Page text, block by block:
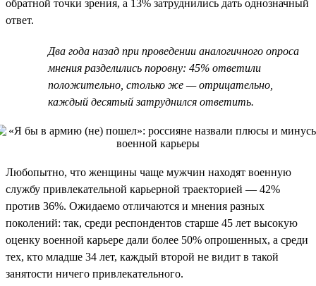
обратной точки зрения, а 13% затруднились дать однозначный
ответ.
Два года назад при проведении аналогичного опроса
мнения разделились поровну: 45% ответили
положительно, столько же — отрицательно,
каждый десятый затруднился ответить.
Любопытно, что женщины чаще мужчин находят военную
службу привлекательной карьерной траекторией — 42%
против 36%. Ожидаемо отличаются и мнения разных
поколений: так, среди респондентов старше 45 лет высокую
оценку военной карьере дали более 50% опрошенных, а среди
тех, кто младше 34 лет, каждый второй не видит в такой
занятости ничего привлекательного.